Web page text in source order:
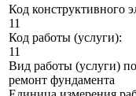
Код конструктивного
11
Код работы (услуги):
11
Вид работы (услуги)
ремонт фундамента